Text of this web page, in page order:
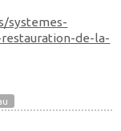
systemes-
de-la-